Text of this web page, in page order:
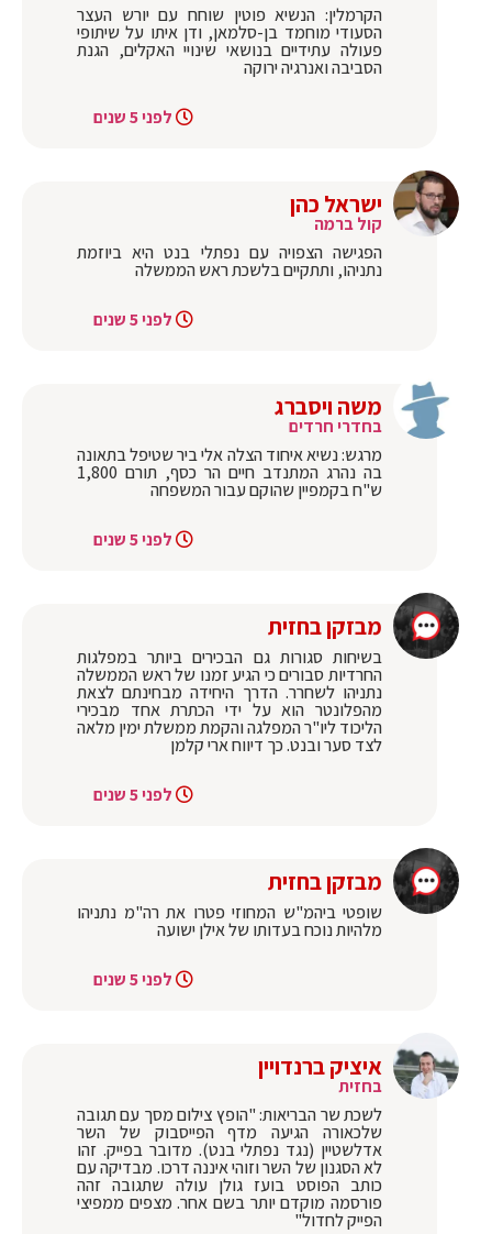
‏הקרמלין: הנשיא פוטין שוחח עם יורש העצר
הסעודי מוחמד בן-סלמאן, ודן איתו על שיתופי
פעולה עתידיים בנושאי שינויי האקלים, הגנת
הסביבה ואנרגיה ירוקה
לפני 5 שנים
ישראל כהן
קול ברמה
‏הפגישה הצפויה עם נפתלי בנט היא ביוזמת
נתניהו, ותתקיים בלשכת ראש הממשלה
לפני 5 שנים
משה ויסברג
בחדרי חרדים
‏מרגש: נשיא איחוד הצלה אלי ביר שטיפל בתאונה
בה נהרג המתנדב חיים הר כסף, תורם 1,800
ש"ח בקמפיין שהוקם עבור המשפחה
לפני 5 שנים
מבזקן בחזית
‏בשיחות סגורות גם הבכירים ביותר במפלגות
החרדיות סבורים כי הגיע זמנו של ראש הממשלה
נתניהו לשחרר. הדרך היחידה מבחינתם לצאת
מהפלונטר הוא על ידי הכתרת אחד מבכירי
הליכוד ליו"ר המפלגה והקמת ממשלת ימין מלאה
לצד סער ובנט. כך דיווח ארי קלמן
לפני 5 שנים
מבזקן בחזית
‏שופטי ביהמ"ש המחוזי פטרו את רה"מ נתניהו
מלהיות נוכח בעדותו של אילן ישועה
לפני 5 שנים
איציק ברנדויין
בחזית
לשכת שר הבריאות: "הופץ צילום מסך עם תגובה
שלכאורה הגיעה מדף הפייסבוק של השר
אדלשטיין (נגד נפתלי בנט). מדובר בפייק. זהו
לא הסגנון של השר וזוהי איננה דרכו. מבדיקה עם
כותב הפוסט בועז גולן עולה שתגובה זהה
פורסמה מוקדם יותר בשם אחר. מצפים ממפיצי
הפייק לחדול"